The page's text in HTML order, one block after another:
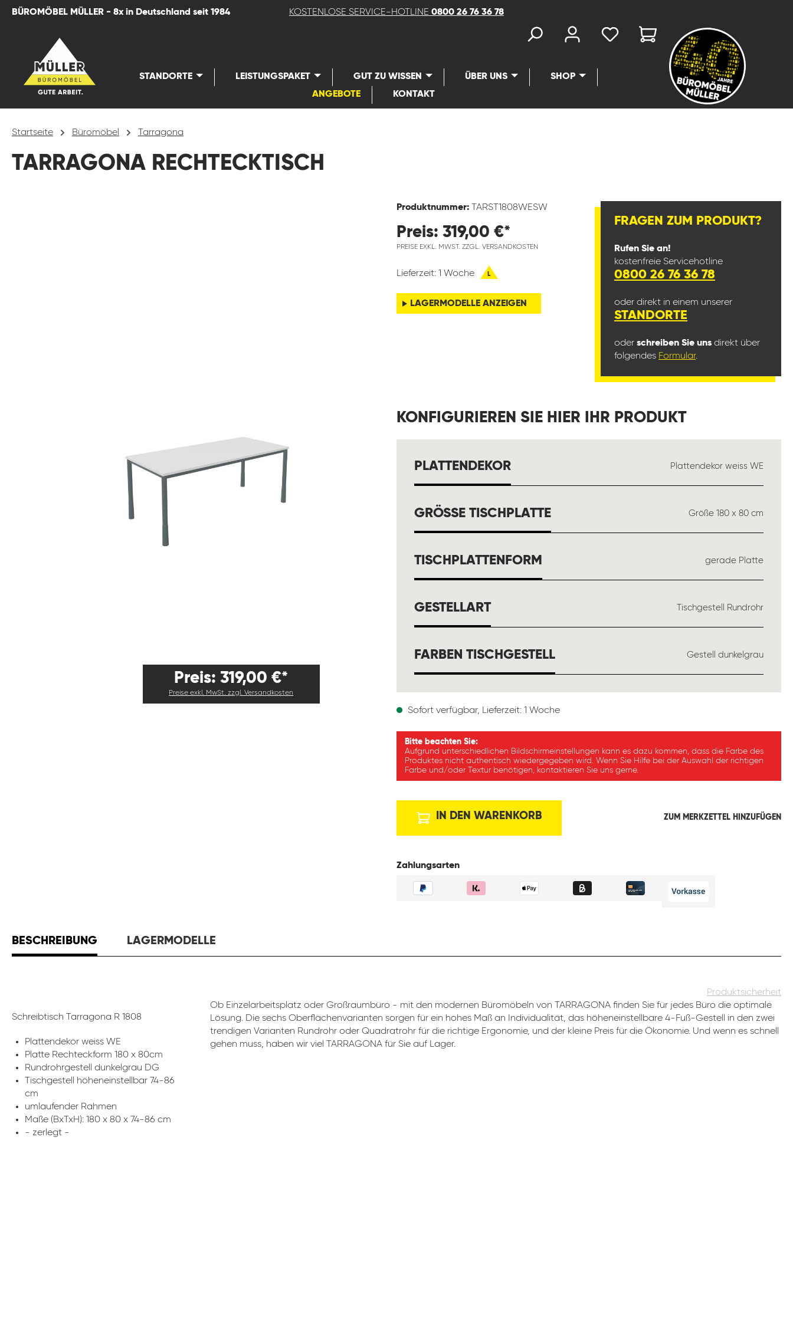
Zur Hauptnavigation springen
BÜROMÖBEL MÜLLER - 8x in Deutschland seit 1984 KOSTENLOSE SERVICE-HOTLINE 0800 26 76 36 78
STANDORTE LEISTUNGSPAKET GUT ZU WISSEN ÜBER UNS
SHOP
ANGEBOTE
KONTAKT
Startseite Büromöbel Tarragona
TARRAGONA RECHTECKTISCH
Preis: 319,00 €*
Preise exkl. MwSt. zzgl. Versandkosten
Produktnummer: TARST1808WESW
Preis: 319,00 €*
PREISE EXKL. MWST. ZZGL. VERSANDKOSTEN
Lieferzeit: 1 Woche L
LAGERMODELLE ANZEIGEN
FRAGEN ZUM PRODUKT?
Rufen Sie an!
kostenfreie Servicehotline
0800 26 76 36 78
oder direkt in einem unserer
STANDORTE
oder schreiben Sie uns direkt über
folgendes Formular.
KONFIGURIEREN SIE HIER IHR PRODUKT
PLATTENDEKORAUSWÄHLEN Plattendekor weiss WE
GRÖSSE TISCHPLATTE AUSWÄHLEN Größe 180 x 80 cm
TISCHPLATTENFORM gerade Platte
GESTELLARTAUSWÄHLEN Tischgestell Rundrohr
FARBEN TISCHGESTELLAUSWÄHLEN Gestell dunkelgrau
Sofort verfügbar, Lieferzeit: 1 Woche
Bitte beachten Sie:
Aufgrund unterschiedlichen Bildschirmeinstellungen kann es dazu kommen, dass die Farbe des
Produktes nicht authentisch wiedergegeben wird. Wenn Sie Hilfe bei der Auswahl der richtigen
Farbe und/oder Textur benötigen, kontaktieren Sie uns gerne.
IN DEN WARENKORB ZUM MERKZETTEL HINZUFÜGEN
Zahlungsarten
BESCHREIBUNG LAGERMODELLE
Produktsicherheit
Schreibtisch Tarragona R 1808
Plattendekor weiss WE
Platte Rechteckform 180 x 80cm
Rundrohrgestell dunkelgrau DG
Tischgestell höheneinstellbar 74-86
cm
umlaufender Rahmen
Maße (BxTxH): 180 x 80 x 74-86 cm
- zerlegt -
Ob Einzelarbeitsplatz oder Großraumbüro - mit den modernen Büromöbeln von TARRAGONA finden Sie für jedes Büro die optimale
Lösung. Die sechs Oberflächenvarianten sorgen für ein hohes Maß an Individualität, das höheneinstellbare 4-Fuß-Gestell in den zwei
trendigen Varianten Rundrohr oder Quadratrohr für die richtige Ergonomie, und der kleine Preis für die Ökonomie. Und wenn es schnell
gehen muss, haben wir viel TARRAGONA für Sie auf Lager.